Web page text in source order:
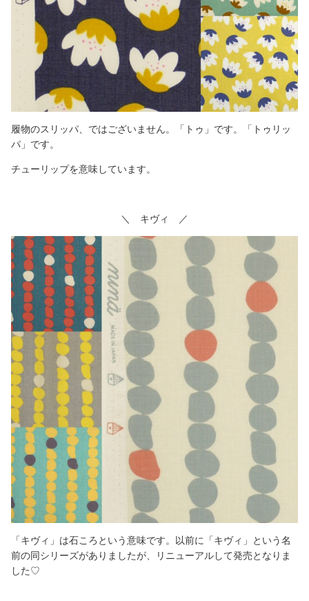
履物のスリッパ、ではございません。「トゥ」です。「トゥリッ
パ」です。
チューリップを意味しています。
＼ キヴィ ／
「キヴィ」は石ころという意味です。以前に「キヴィ」という名
前の同シリーズがありましたが、リニューアルして発売となりま
した♡